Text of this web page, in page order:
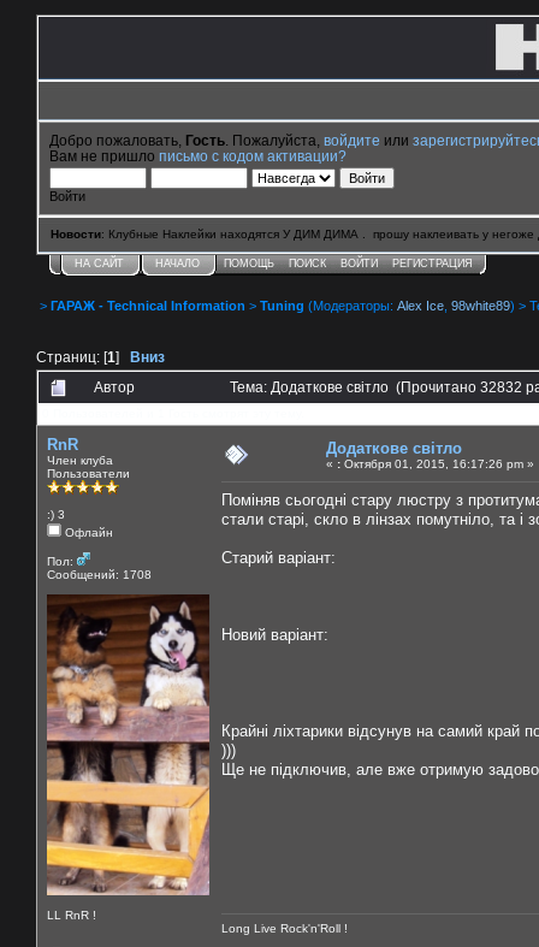
Добро пожаловать, Гость . Пожалуйста, войдите или
Вам не пришло письмо с кодом активации?
Войти
Новости: Клубные Наклейки находятся У ДИМ ДИМА . прошу наклеивать у негоже
НА САЙТ НАЧАЛО ПОМОЩЬ ПОИСК ВОЙТИ РЕГИСТРАЦИЯ
> ГАРАЖ - Technical Information > Tuning (Модераторы: Alex Ice 98white89) >
Страниц: [1] Вниз
Автор
Тема: Додаткове світло (Прочитано 32832
RnR
Член клуба
Пользователи
:) 3
Офлайн
Пол:
Сообщений: 1708
LL RnR !
Додаткове світло
« : Октября 01, 2015, 16:17:26 pm »
Поміняв сьогодні стару люстру з
стали старі, скло в лінзах помутніло, та і
Старий варіант:
Новий варіант:
Крайні ліхтарики відсунув на самий край
)))
Ще не підключив, але вже отримую
Long Live Rock'n'Roll !